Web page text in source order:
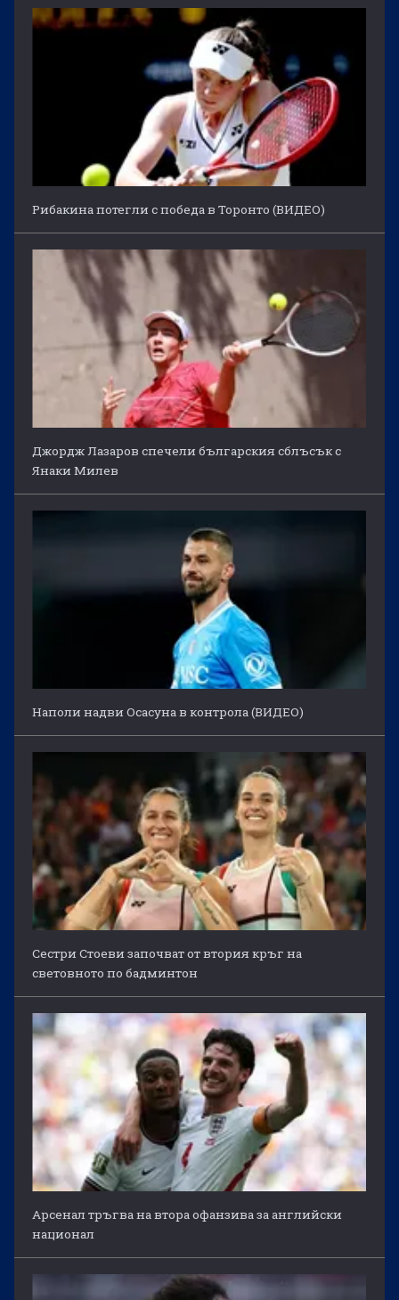
Рибакина потегли с победа в Торонто (ВИДЕО)
Джордж Лазаров спечели българския сблъсък с
Янаки Милев
Наполи надви Осасуна в контрола (ВИДЕО)
Сестри Стоеви започват от втория кръг на
световното по бадминтон
Арсенал тръгва на втора офанзива за английски
национал